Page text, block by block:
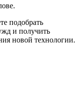
подобрать
и получить
новой технологии.